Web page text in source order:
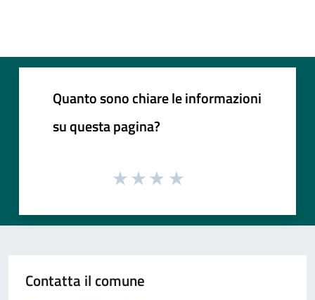
Quanto sono chiare le informazioni
su questa pagina?
Contatta il comune